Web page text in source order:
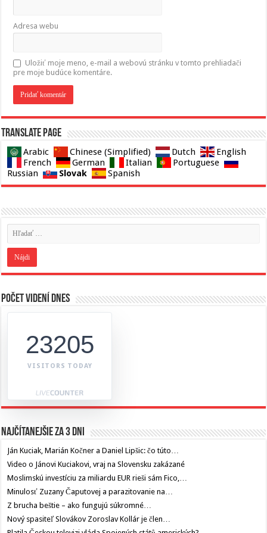
Adresa webu
Uložiť moje meno, e-mail a webovú stránku v tomto prehliadači
pre moje budúce komentáre.
Translate page
Arabic Chinese (Simplified) Dutch
English
French
German Italian
Portuguese
Russian
Slovak Spanish
Počet videní dnes
23205
VISITORS TODAY
Najčítanejšie za 3 dni
Ján Kuciak, Marián Kočner a Daniel Lipšic: čo túto…
Video o Jánovi Kuciakovi, vraj na Slovensku zakázané
Moslimskú investíciu za miliardu EUR rieši sám Fico,…
Minulosť Zuzany Čaputovej a parazitovanie na…
Z brucha beštie – ako fungujú súkromné…
Nový spasiteľ Slovákov Zoroslav Kollár je člen…